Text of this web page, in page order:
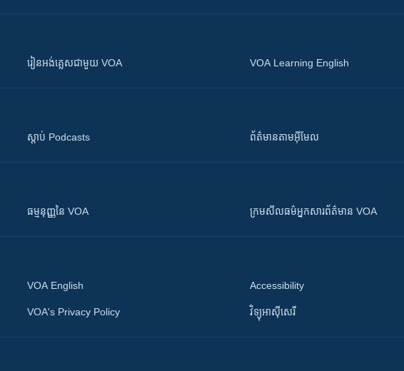
រៀន​​​​​​អង់គ្លេស​​ជាមួយ VOA VOA Learning English
ស្តាប់ Podcasts ព័ត៌មាន​តាម​អ៊ីមែល
ធម្មនុញ្ញ​នៃ VOA ក្រម​​​សីលធម៌​​​អ្នក​​​សារព័ត៌មាន VOA
VOA English
VOA's Privacy Policy
Accessibility
វិទ្យុ​អាស៊ី​សេរី